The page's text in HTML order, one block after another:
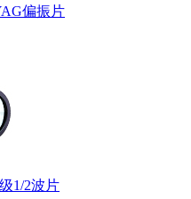
偏振片
1/2波片